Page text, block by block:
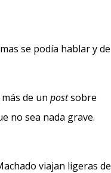
se podía hablar y de
de unpostsobre
no sea nada grave.
viajan ligeras de